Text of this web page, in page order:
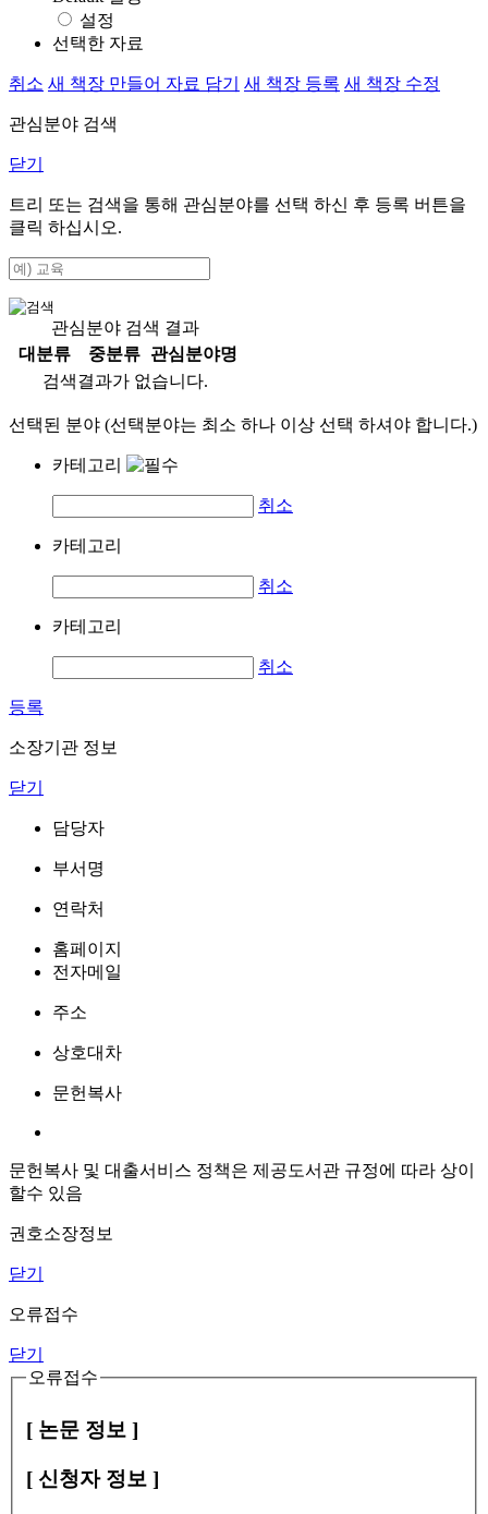
설정
선택한 자료
취소 새 책장 만들어 자료 담기 새 책장 등록 새 책장 수정
관심분야 검색
닫기
트리 또는 검색을 통해 관심분야를 선택 하신 후 등록 버튼을
클릭 하십시오.
관심분야 검색 결과
대분류
중분류
관심분야명
검색결과가 없습니다.
선택된 분야 (선택분야는 최소 하나 이상 선택 하셔야 합니다.)
카테고리
취소
카테고리
취소
카테고리
취소
등록
소장기관 정보
닫기
담당자
부서명
연락처
홈페이지
전자메일
주소
상호대차
문헌복사
문헌복사 및 대출서비스 정책은 제공도서관 규정에 따라 상이
할수 있음
권호소장정보
닫기
오류접수
닫기
오류접수
[ 논문 정보 ]
[ 신청자 정보 ]